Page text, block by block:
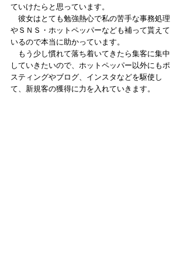
ていけたらと思っています。
彼女はとても勉強熱心で私の苦手な事務処理
やＳＮＳ・ホットペッパーなども補って貰えて
いるので本当に助かっています。
もう少し慣れて落ち着いてきたら集客に集中
していきたいので、ホットペッパー以外にもポ
スティングやブログ、インスタなどを駆使し
て、新規客の獲得に力を入れていきます。